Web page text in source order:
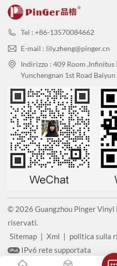
Tel : +86-13570084662
E-mail : lily.zheng@pinger.cn
Indirizzo : 409 Room ,Infinitus
Yunchengnan 1st Road
© 2026 Guangzhou Pinger
riservati.
Sitemap | Xml | politica sulla
IPv6 rete supportata